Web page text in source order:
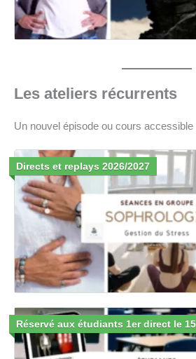
Les ateliers récurrents
Un nouvel épisode ou cours accessible
Directs et replays 2026/2027
Réservé aux étudiants 1er direct le